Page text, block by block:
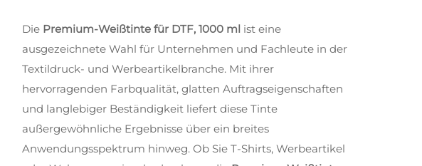
Die Premium-Weißtinte für DTF, 1000 ml ist eine
ausgezeichnete Wahl für Unternehmen und Fachleute in der
Textildruck- und Werbeartikelbranche. Mit ihrer
hervorragenden Farbqualität, glatten Auftragseigenschaften
und langlebiger Beständigkeit liefert diese Tinte
außergewöhnliche Ergebnisse über ein breites
Anwendungsspektrum hinweg. Ob Sie T-Shirts, Werbeartikel